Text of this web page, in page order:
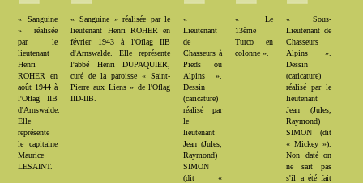
« Sanguine
» réalisée
par le
lieutenant
Henri
ROHER en
août 1944 à
l'Oflag IIB
d'Arnswalde.
Elle
représente
le capitaine
Maurice
LESAINT.
« Sanguine » réalisée par le
lieutenant Henri ROHER en
février 1943 à l'Oflag IIB
d'Arnswalde. Elle représente
l'abbé Henri DUPAQUIER,
curé de la paroisse « Saint-
Pierre aux Liens » de l'Oflag
IID-IIB.
«
Lieutenant
de
Chasseurs à
Pieds ou
Alpins ».
Dessin
(caricature)
réalisé par
le
lieutenant
Jean (Jules,
Raymond)
SIMON
(dit «
« Le
13ème
Turco en
colonne ».
« Sous-
Lieutenant de
Chasseurs
Alpins ».
Dessin
(caricature)
réalisé par le
lieutenant
Jean (Jules,
Raymond)
SIMON (dit
« Mickey »).
Non daté on
ne sait pas
s'il a été fait